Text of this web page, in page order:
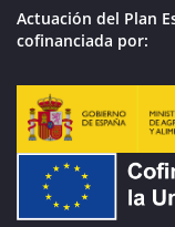
Actuación del Plan
cofinanciada por: